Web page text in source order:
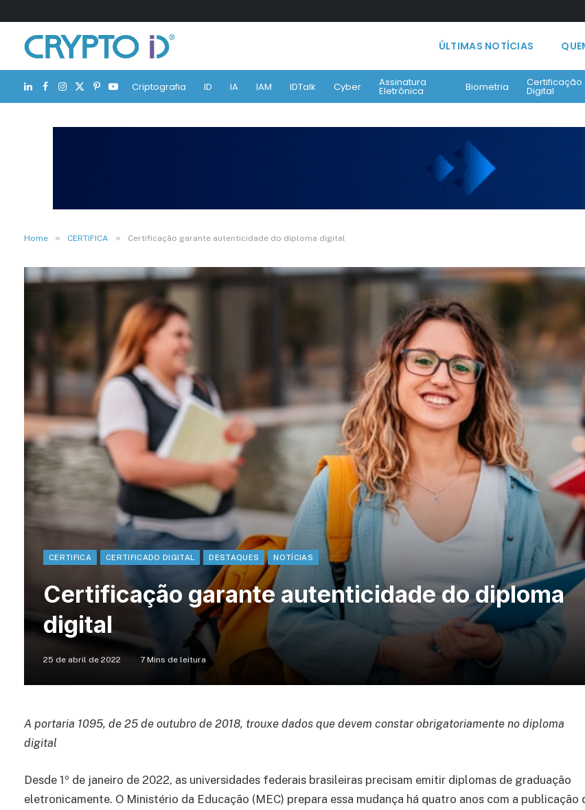
ÚLTIMAS NOTÍCIAS
LinkedIn
Facebook
Instagram
X
(Twitter)
Pinterest
YouTubeCriptografia ID IA IAM IDTalk Cyber Assinatura
Eletrônica Biometria Certificação
Digital
Home » CERTIFICA » Certificação garante autenticidade do diploma digital
CERTIFICA CERTIFICADO DIGITAL DESTAQUES NOTÍCIAS
Certificação garante autenticidade do diploma
digital
25 de abril de 2022 7 Mins de leitura
A portaria 1095, de 25 de outubro de 2018, trouxe dados que devem constar obrigatoriamente no diploma
digital
Desde 1º de janeiro de 2022, as universidades federais brasileiras precisam emitir diplomas de graduação
eletronicamente. O Ministério da Educação (MEC) prepara essa mudança há quatro anos com a publicação